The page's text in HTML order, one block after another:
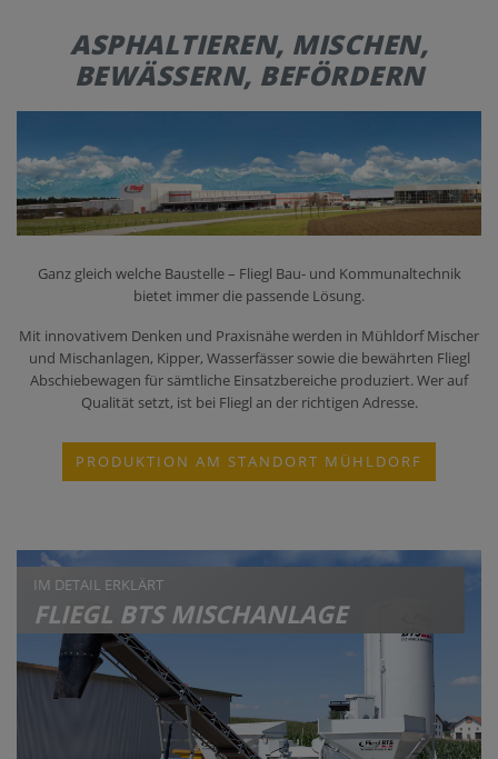
KONTAKTASPHALTIEREN, MISCHEN,
BEWÄSSERN, BEFÖRDERN
Ganz gleich welche Baustelle – Fliegl Bau- und Kommunaltechnik
bietet immer die passende Lösung.
Mit innovativem Denken und Praxisnähe werden in Mühldorf Mischer
und Mischanlagen, Kipper, Wasserfässer sowie die bewährten Fliegl
Abschiebewagen für sämtliche Einsatzbereiche produziert. Wer auf
Qualität setzt, ist bei Fliegl an der richtigen Adresse.
PRODUKTION AM STANDORT MÜHLDORF
IM DETAIL ERKLÄRT
FLIEGL BTS MISCHANLAGE